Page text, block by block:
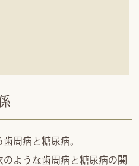
周病と糖尿病。
ような歯周病と糖尿病の関